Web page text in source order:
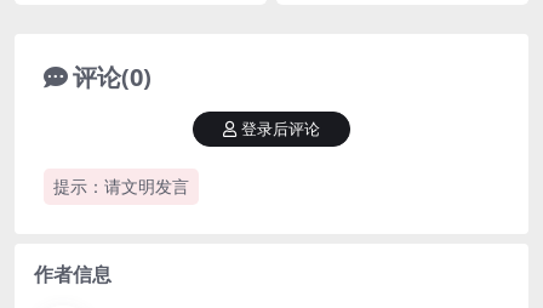
评论(0)
提示：请文明发言
登录后评论
作者信息